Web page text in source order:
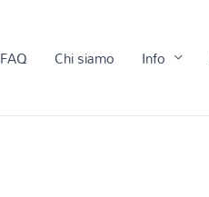
FAQ Chi siamo Info